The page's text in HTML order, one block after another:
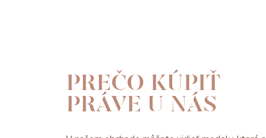
PREČO KÚPIŤ
PRÁVE U NÁS